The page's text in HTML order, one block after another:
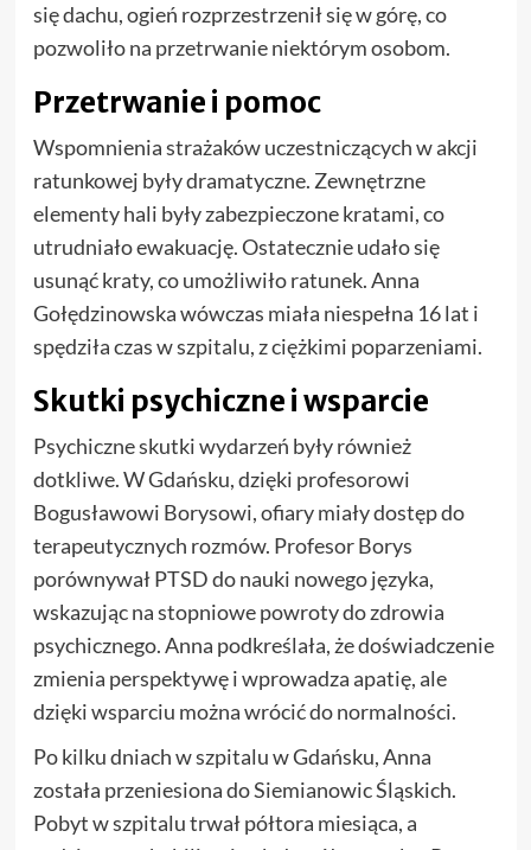
się dachu, ogień rozprzestrzenił się w górę, co
pozwoliło na przetrwanie niektórym osobom.
Przetrwanie i pomoc
Wspomnienia strażaków uczestniczących w akcji
ratunkowej były dramatyczne. Zewnętrzne
elementy hali były zabezpieczone kratami, co
utrudniało ewakuację. Ostatecznie udało się
usunąć kraty, co umożliwiło ratunek. Anna
Gołędzinowska wówczas miała niespełna 16 lat i
spędziła czas w szpitalu, z ciężkimi poparzeniami.
Skutki psychiczne i wsparcie
Psychiczne skutki wydarzeń były również
dotkliwe. W Gdańsku, dzięki profesorowi
Bogusławowi Borysowi, ofiary miały dostęp do
terapeutycznych rozmów. Profesor Borys
porównywał PTSD do nauki nowego języka,
wskazując na stopniowe powroty do zdrowia
psychicznego. Anna podkreślała, że doświadczenie
zmienia perspektywę i wprowadza apatię, ale
dzięki wsparciu można wrócić do normalności.
Po kilku dniach w szpitalu w Gdańsku, Anna
została przeniesiona do Siemianowic Śląskich.
Pobyt w szpitalu trwał półtora miesiąca, a